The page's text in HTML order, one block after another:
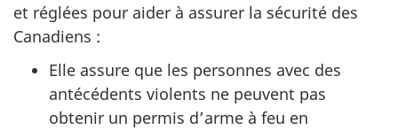
et réglées pour aider à assurer la sécurité des
Canadiens :
Elle assure que les personnes avec des
antécédents violents ne peuvent pas
obtenir un permis d’arme à feu en